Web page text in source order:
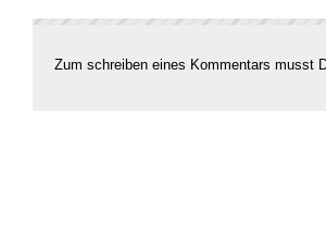
Zum schreiben eines Kommentars musst